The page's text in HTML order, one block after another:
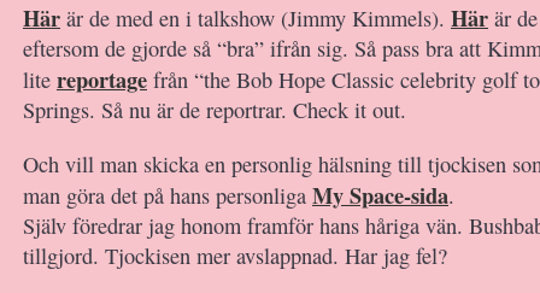
Här är de med en i talkshow (Jimmy Kimmels). Här är
eftersom de gjorde så “bra” ifrån sig. Så pass bra att
lite reportage från “the Bob Hope Classic celebrity golf
Springs. Så nu är de reportrar. Check it out.
Och vill man skicka en personlig hälsning till tjockisen
man göra det på hans personliga My Space-sida.
Själv föredrar jag honom framför hans håriga vän.
tillgjord. Tjockisen mer avslappnad. Har jag fel?